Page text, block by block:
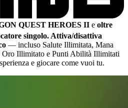
QUEST HEROES II e oltre
singolo. Attiva/disattiva
— incluso Salute Illimitata, Mana
Illimitato e Punti Abilità Illimitati
e giocare come vuoi tu.